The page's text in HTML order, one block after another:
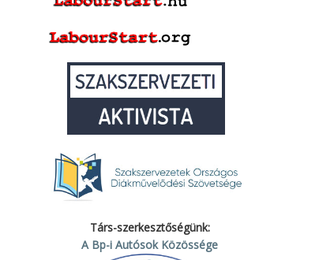
Társ-szerkesztőségünk:
A Bp-i Autósok Közössége